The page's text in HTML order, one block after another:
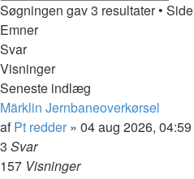
Søgningen gav 3 resultater • Side
Emner
Svar
Visninger
Seneste indlæg
Märklin Jernbaneoverkørsel
afPt redder » 04 aug 2026, 04:59
3 Svar
157 Visninger